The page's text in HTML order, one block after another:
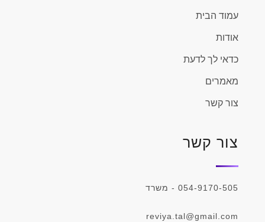
עמוד הבית
אודות
כדאי לך לדעת
מאמרים
צור קשר
צור קשר
054-9170-505 - משרד
reviya.tal@gmail.com